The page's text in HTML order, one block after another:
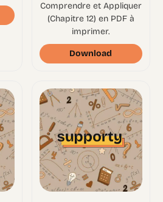
Comprendre et Appliquer
(Chapitre 12) en PDF à
imprimer.
Download